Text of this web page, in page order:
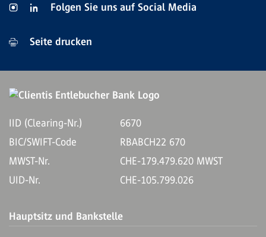
Folgen Sie uns auf Social Media
Seite drucken
IID (Clearing-Nr.)
6670
BIC/SWIFT-Code
RBABCH22 670
MWST-Nr.
CHE-179.479.620 MWST
UID-Nr.
CHE-105.799.026
Hauptsitz und Bankstelle